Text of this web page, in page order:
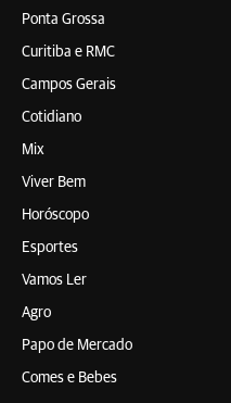
Ponta Grossa
Curitiba e RMC
Campos Gerais
Cotidiano
Mix
Viver Bem
Horóscopo
Esportes
Vamos Ler
Agro
Papo de Mercado
Comes e Bebes